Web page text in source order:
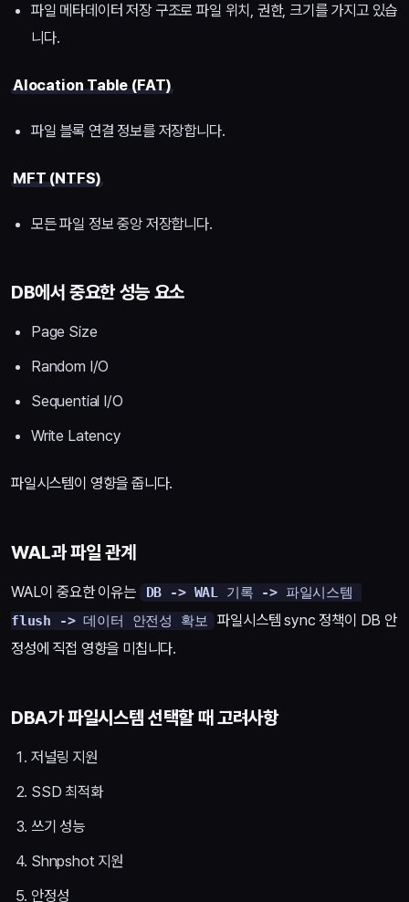
파일 메타데이터 저장 구조로 파일 위치, 권한, 크기를 가지고 있습
니다.
Alocation Table (FAT)
파일 블록 연결 정보를 저장합니다.
MFT (NTFS)
모든 파일 정보 중앙 저장합니다.
DB에서 중요한 성능 요소
Page Size
Random I/O
Sequential I/O
Write Latency
파일시스템이 영향을 줍니다.
WAL과 파일 관계
WAL이 중요한 이유는
DB -> WAL 기록 -> 파일시스템
flush -> 데이터 안전성 확보 파일시스템 sync 정책이 DB 안
정성에 직접 영향을 미칩니다.
DBA가 파일시스템 선택할 때 고려사항
저널링 지원
SSD 최적화
쓰기 성능
Shnpshot 지원
안정성